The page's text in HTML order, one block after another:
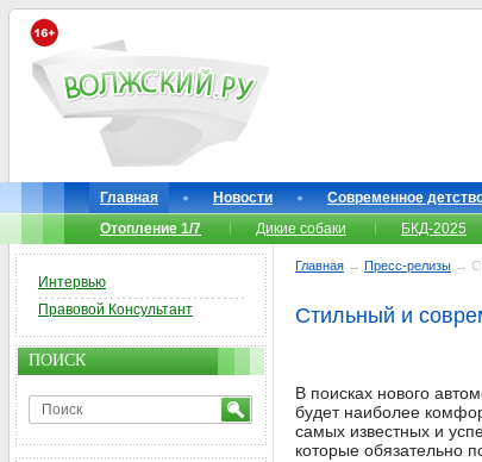
Главная Новости Современное
Отопление 1/7
Дикие собаки БКД-2025
Главная → Пресс-релизы →
Стильный и
В поисках нового
будет наиболее
самых известных и
которые обязательно
Интервью
Правовой Консультант
ПОИСК